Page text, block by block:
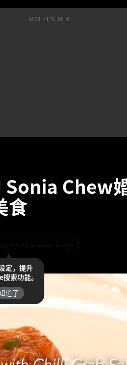
ADVERTISEMENT
Chew
食
定，提升
索功能。
道了